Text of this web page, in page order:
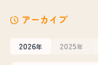
アーカイブ
2026年 2025年